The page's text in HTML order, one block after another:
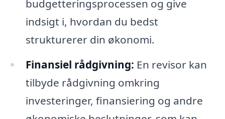
budgetteringsprocessen og give
indsigt i, hvordan du bedst
strukturerer din økonomi.
Finansiel rådgivning: En revisor kan
tilbyde rådgivning omkring
investeringer, finansiering og andre